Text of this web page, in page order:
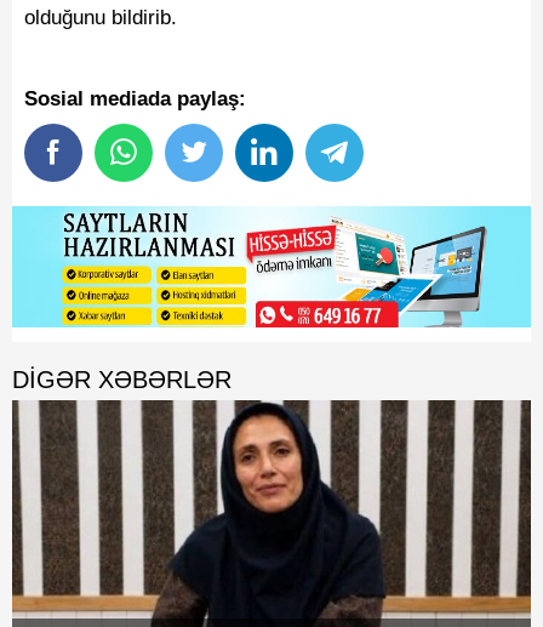
olduğunu bildirib.
Sosial mediada paylaş:
DIGƏR XƏBƏRLƏR